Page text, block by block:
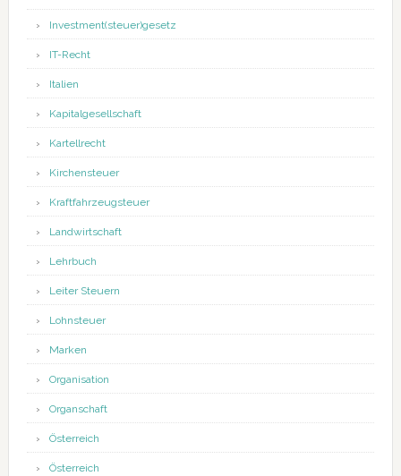
Investment(steuer)gesetz
IT-Recht
Italien
Kapitalgesellschaft
Kartellrecht
Kirchensteuer
Kraftfahrzeugsteuer
Landwirtschaft
Lehrbuch
Leiter Steuern
Lohnsteuer
Marken
Organisation
Organschaft
Österreich
Österreich